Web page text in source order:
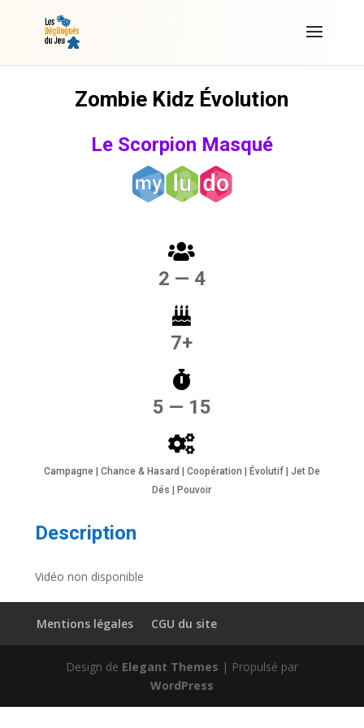
Zombie Kidz Évolution
Le Scorpion Masqué
2 — 4
7+
5 — 15
Campagne | Chance & Hasard | Coopération | Évolutif | Jet De
Dés | Pouvoir
Description
Vidéo non disponible
Mentions légales CGU du site
Design de Elegant Themes | Propulsé par
WordPress